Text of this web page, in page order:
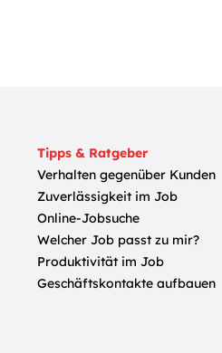
Tipps & Ratgeber
Verhalten gegenüber Kunden
Zuverlässigkeit im Job
Online-Jobsuche
Welcher Job passt zu mir?
Produktivität im Job
Geschäftskontakte aufbauen